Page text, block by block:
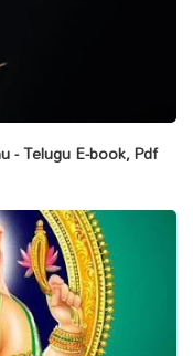
- Telugu E-book, Pdf